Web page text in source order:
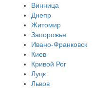
Винница
Днепр
Житомир
Запорожье
Ивано-Франковск
Киев
Кривой Рог
Луцк
Львов